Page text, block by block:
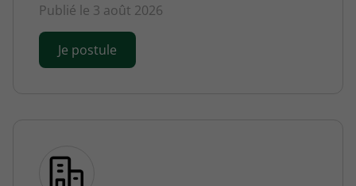
Publié le 3 août 2026
Je postule